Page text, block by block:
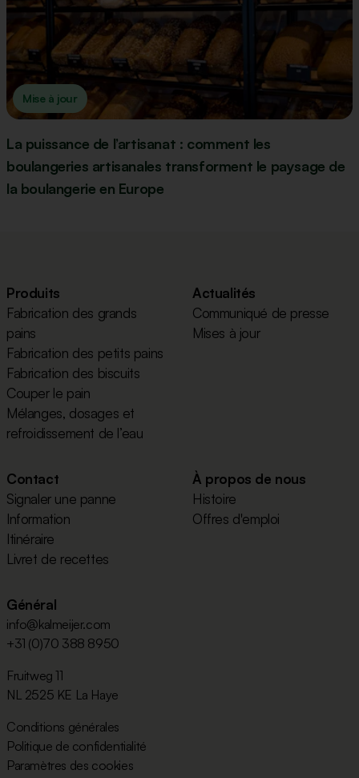
Mise à jour
La puissance de l’artisanat : comment les
boulangeries artisanales transforment le paysage de
la boulangerie en Europe
Produits
Fabrication des grands
pains
Fabrication des petits pains
Fabrication des biscuits
Couper le pain
Mélanges, dosages et
refroidissement de l’eau
Actualités
Communiqué de presse
Mises à jour
Contact
Signaler une panne
Information
Itinéraire
Livret de recettes
À propos de nous
Histoire
Offres d'emploi
Général
info@kalmeijer.com
+31 (0)70 388 8950
Fruitweg 11
NL 2525 KE La Haye
Conditions générales
Politique de confidentialité
Paramètres des cookies